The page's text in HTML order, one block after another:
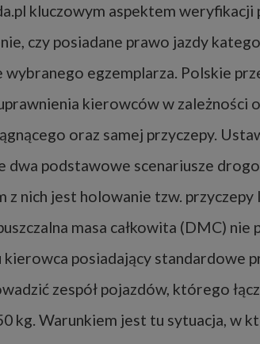
kluczowym aspektem
czy posiadane prawo jazdy
wybranego egzemplarza. Polskie
kierowców w zależności
oraz samej przyczepy.
dwa podstawowe scenariusze
z nich jest holowanie tzw. przyczepy
masa całkowita (DMC) nie
kierowca posiadający standardowe
zespół pojazdów, którego
kg. Warunkiem jest tu sytuacja, w